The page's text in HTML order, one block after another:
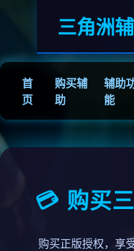
三角洲
首
页
购买辅
助
辅助
能
💳 购买
购买正版授权，享